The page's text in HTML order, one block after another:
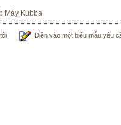
Máy Kubba
Điền vào một biểu mẫu yêu